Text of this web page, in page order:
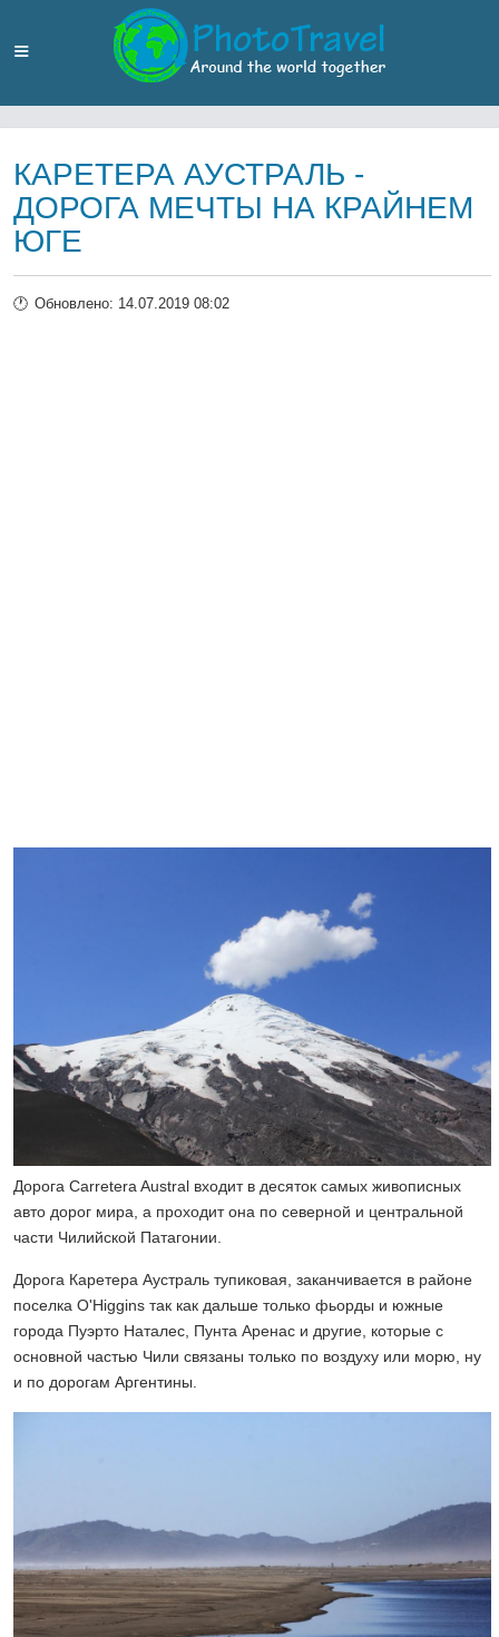
КАРЕТЕРА АУСТРАЛЬ -
ДОРОГА МЕЧТЫ НА КРАЙНЕМ
ЮГЕ
Обновлено: 14.07.2019 08:02
Дорога Carretera Austral входит в десяток самых живописных
авто дорог мира, а проходит она по северной и центральной
части Чилийской Патагонии.
Дорога Каретера Аустраль тупиковая, заканчивается в районе
поселка O'Higgins так как дальше только фьорды и южные
города Пуэрто Наталес, Пунта Аренас и другие, которые с
основной частью Чили связаны только по воздуху или морю, ну
и по дорогам Аргентины.